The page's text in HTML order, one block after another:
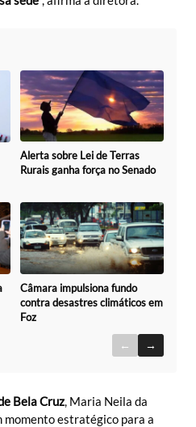
Alerta sobre Lei de Terras
Rurais ganha força no Senado
Câmara impulsiona fundo
contra desastres climáticos em
Foz
← →
Bela Cruz , Maria Neila da
momento estratégico para a